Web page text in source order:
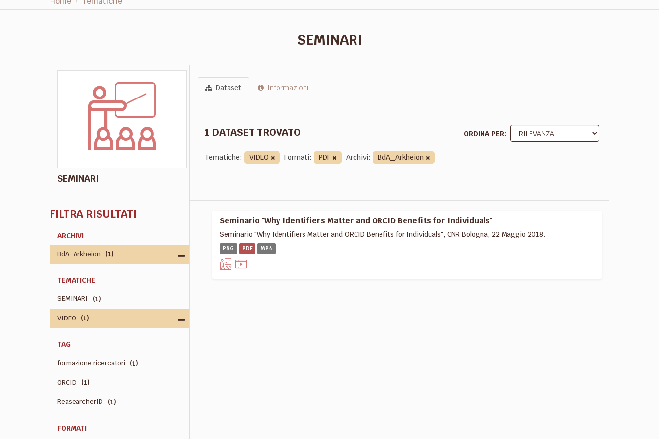
SEMINARI
SEMINARI
FILTRA RISULTATI
ARCHIVI
BdA_Arkheion (1)
TEMATICHE
SEMINARI (1)
VIDEO (1)
TAG
formazione ricercatori (1)
ORCID (1)
ReasearcherID (1)
FORMATI
Dataset Informazioni
ORDINA PER
1 DATASET TROVATO
Tematiche: VIDEO Formati: PDF Archivi: BdA_Arkheion
Seminario "Why Identifiers Matter and ORCID Benefits for Individuals"
Seminario "Why Identifiers Matter and ORCID Benefits for Individuals", CNR Bologna, 22 Maggio 2018.
PNG PDF MP4